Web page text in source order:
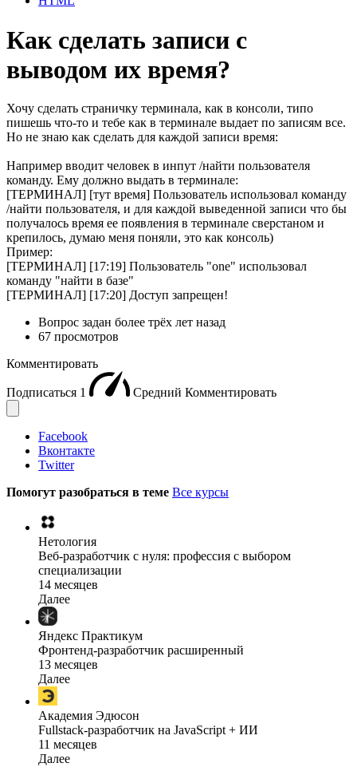
Как сделать записи с
выводом их время?
Хочу сделать страничку терминала, как в консоли, типо
пишешь что-то и тебе как в терминале выдает по записям все.
Но не знаю как сделать для каждой записи время:
Например вводит человек в инпут /найти пользователя
команду. Ему должно выдать в терминале:
[ТЕРМИНАЛ] [тут время] Пользователь использовал команду
/найти пользователя, и для каждой выведенной записи что бы
получалось время ее появления в терминале сверстаном и
крепилось, думаю меня поняли, это как консоль)
Пример:
[ТЕРМИНАЛ] [17:19] Пользователь "one" использовал
команду "найти в базе"
[ТЕРМИНАЛ] [17:20] Доступ запрещен!
Вопрос задан более трёх лет назад
67 просмотров
Комментировать
Подписаться 1 Средний Комментировать
Facebook
Вконтакте
Twitter
Помогут разобраться в теме Все курсы
Нетология
Веб-разработчик с нуля: профессия с выбором
специализации
14 месяцев
Далее
Яндекс Практикум
Фронтенд-разработчик расширенный
13 месяцев
Далее
Академия Эдюсон
Fullstack-разработчик на JavaScript + ИИ
11 месяцев
Далее